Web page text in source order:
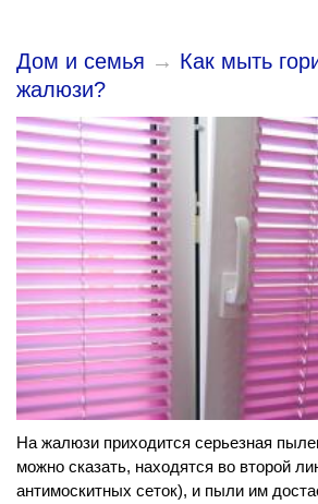
Дом и семья → Как мыть
жалюзи?
На жалюзи приходится серьезная
можно сказать, находятся во второй
антимоскитных сеток), и пыли им